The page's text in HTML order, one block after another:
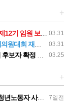
+
03.31
궐선거결과 공고
03.31
회 재소집 건
03.25
자 확정 공고
+
7일전
발방지 대책 마련하라